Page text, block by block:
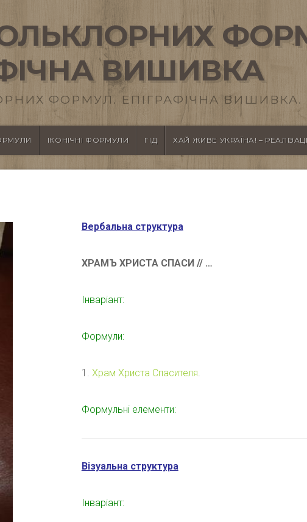
ВИШИВКА
ФОРМУЛ. ЕПІГРАФІЧНА ВИШИВКА.
ІКОНІЧНІ ФОРМУЛИ ГІД ХАЙ ЖИВЕ УКРАЇНА! –
Вербальна структура
ХРАМЪ ХРИСТА СПАСИ // …
Інваріант:
Формули:
1. Храм Христа Спасителя.
Формульні елементи:
Візуальна структура
Інваріант: